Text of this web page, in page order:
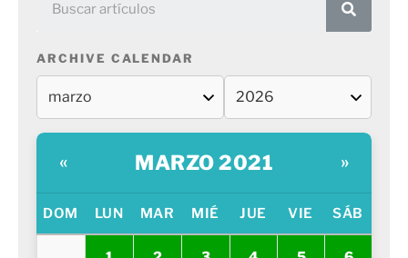
ARCHIVE CALENDAR
« MARZO 2021 »
DOM LUN MAR MIÉ JUE VIE SÁB